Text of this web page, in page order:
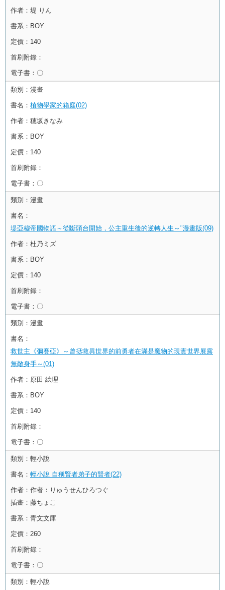
作者： 堤 りん
書系： BOY
定價： 140
首刷附錄：
電子書： 〇
類別： 漫畫
書名： 植物學家的箱庭(02)
作者： 穂坂きなみ
書系： BOY
定價： 140
首刷附錄：
電子書： 〇
類別： 漫畫
書名：
堤亞穆帝國物語～從斷頭台開始，公主重生後的逆轉人生～"漫畫版(09)
作者： 杜乃ミズ
書系： BOY
定價： 140
首刷附錄：
電子書： 〇
類別： 漫畫
書名：
救世主《彌賽亞》～曾拯救異世界的前勇者在滿是魔物的現實世界展露
無敵身手～(01)
作者： 原田 絵理
書系： BOY
定價： 140
首刷附錄：
電子書： 〇
類別： 輕小說
書名： 輕小說 自稱賢者弟子的賢者(22)
作者： 作者：りゅうせんひろつぐ
插畫：藤ちょこ
書系： 青文文庫
定價： 260
首刷附錄：
電子書： 〇
類別： 輕小說